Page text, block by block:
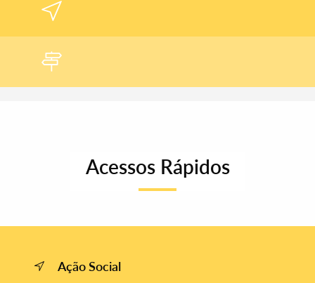
Filtros
Acessos Rápidos
Ação Social